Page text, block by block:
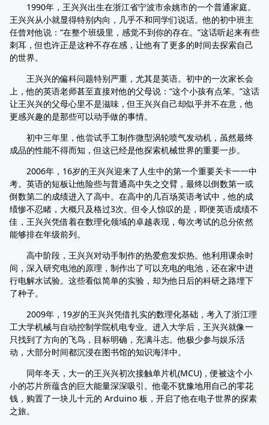
1990年，王兴兴出生在浙江省宁波市余姚市的一个普通家庭。
王兴兴从小就显得特别内向，几乎不和同学们说话。他的初中班主
任曾对他说：“在整个班级里，感觉不到你的存在。”这话听起来有些
刺耳，但也许正是这种不存在感，让他有了更多的时间去探索自己
的世界。
王兴兴的偏科问题特别严重，尤其是英语。初中的一次家长会
上，他的英语老师甚至直接对他的父母说：“这个小孩有点笨。”这话
让王兴兴的父母心里不是滋味，但王兴兴自己却似乎并不在意，他
更感兴趣的是那些可以动手做的事情。
初中三年里，他尝试手工制作微型涡轮喷气发动机，虽然最终
成品的性能不得而知，但这已经是他探索机械世界的重要一步。
2006年，16岁的王兴兴迎来了人生中的第一个重要关卡一一中
考。英语的短板让他险些与普通高中失之交臂，最终以倒数第一或
倒数第二的成绩进入了高中。在高中的几百场英语考试中，他的成
绩惨不忍睹，大概只及格过3次。但令人惊叹的是，即便英语成绩不
佳，王兴兴凭借着在数理化领域的卓越表现，每次考试的总分依然
能够排在年级前列。
高中阶段，王兴兴对动手制作的热爱愈发炽热。他利用课余时
间，深入研究电池的原理，制作出了可以充电的电池，还在家中进
行电解水试验。这些看似简单的实验，却为他日后的科研之路埋下
了种子。
2009年，19岁的王兴兴凭借扎实的数理化基础，考入了浙江理
工大学机械与自动控制学院机电专业。进入大学后，王兴兴就像一
只找到了方向的飞鸟，目标明确，充满斗志。他极少参与娱乐活
动，大部分时间都沉浸在图书馆的知识海洋中。
同年冬天，大一的王兴兴初次接触单片机(MCU)，便被这个小
小的芯片所蕴含的巨大能量深深吸引。他毫不犹豫地用自己的零花
钱，购置了一块儿十元的 Arduino 板，开启了他在电子世界的探素
之旅。